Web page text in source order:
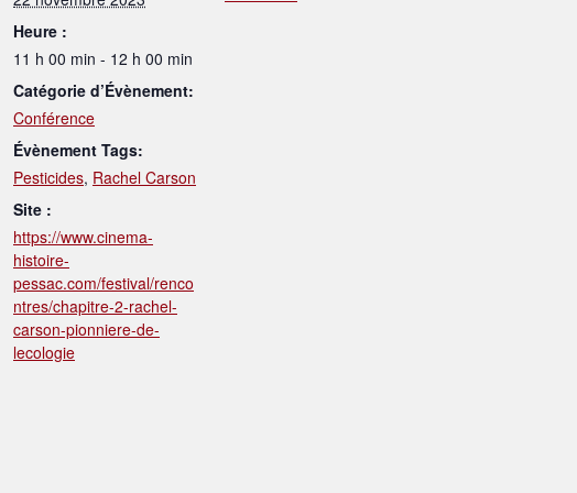
Heure :
11 h 00 min - 12 h 00 min
Catégorie d’Évènement:
Conférence
Évènement Tags:
Pesticides, Rachel Carson
Site :
https://www.cinema-
histoire-
pessac.com/festival/renco
ntres/chapitre-2-rachel-
carson-pionniere-de-
lecologie